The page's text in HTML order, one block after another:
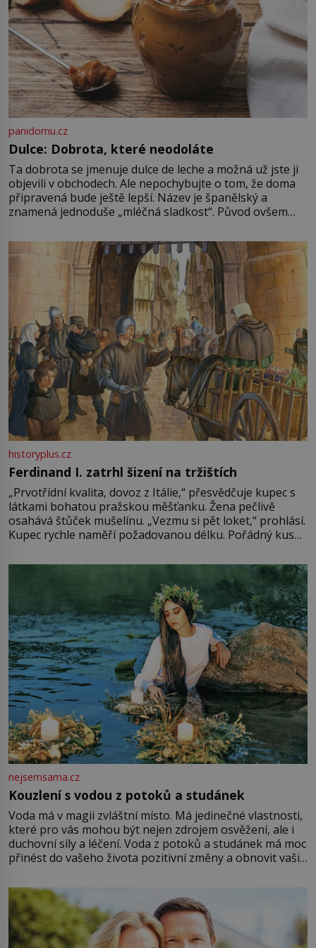
panidomu.cz
Dulce: Dobrota, které neodoláte
Ta dobrota se jmenuje dulce de leche a možná už jste ji
objevili v obchodech. Ale nepochybujte o tom, že doma
připravená bude ještě lepší. Název je španělský a
znamená jednoduše „mléčná sladkost“. Původ ovšem
pře hned několik latinskoamerických zemí a k tomu
Francie, kde se traduje,
historyplus.cz
Ferdinand I. zatrhl šizení na tržištích
„Prvotřídní kvalita, dovoz z Itálie,“ přesvědčuje kupec s
látkami bohatou pražskou měšťanku. Žena pečlivě
osahává štůček mušelínu. „Vezmu si pět loket,“ prohlásí.
Kupec rychle naměří požadovanou délku. Pořádný kus
milostpaní. Stačí jenom na sukni,“ zhodnotí švadlena
množství růžového mušelínu. „Ošidili vás, podívejte.“
nejsemsama.cz
Kouzlení s vodou z potoků a studánek
Voda má v magii zvláštní místo. Má jedinečné vlastnosti,
které pro vás mohou být nejen zdrojem osvěžení, ale i
duchovní síly a léčení. Voda z potoků a studánek má moc
přinést do vašeho života pozitivní změny a obnovit vaši
můžete obohatit své rituály a přinést do svého života
větší harmonii a klid. Je důležité